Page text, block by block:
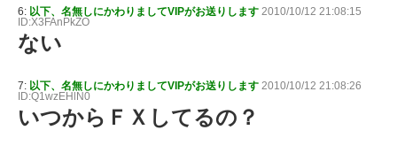
6: 以下、名無しにかわりましてVIPがお送りします 2010/10/12 21:08:15
ID:X3FAnPkZO
ない
7: 以下、名無しにかわりましてVIPがお送りします 2010/10/12 21:08:26
ID:Q1wzEHlN0
いつからＦＸしてるの？